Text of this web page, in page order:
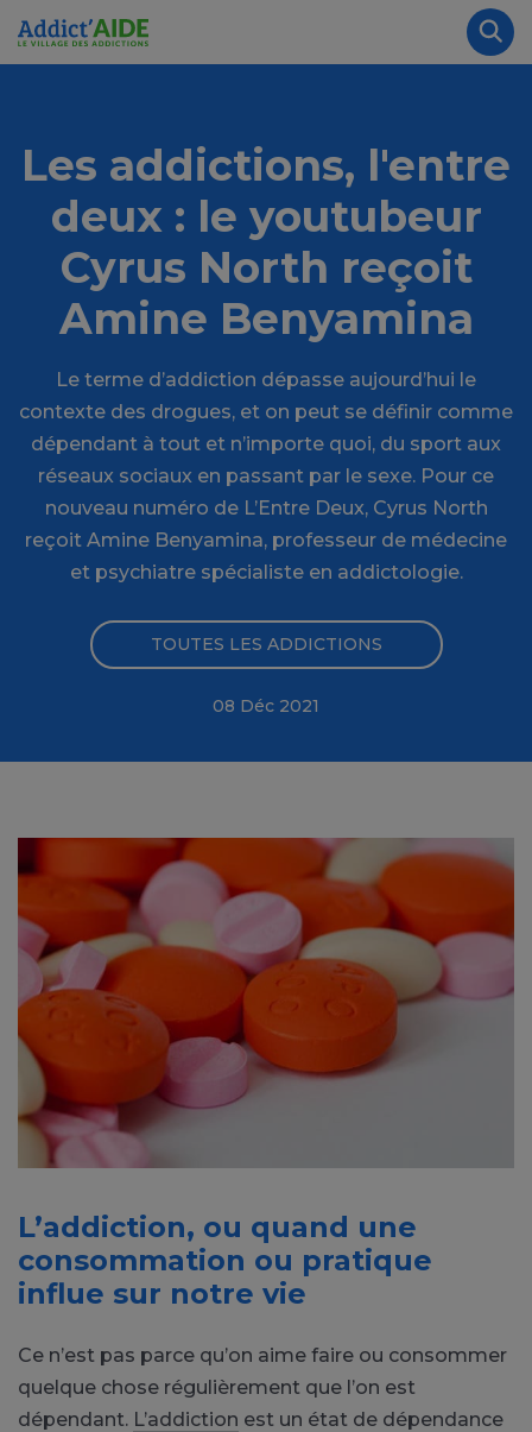
Aller au contenu principal
Les addictions, l'entre
deux : le youtubeur
Cyrus North reçoit
Amine Benyamina
Le terme d’addiction dépasse aujourd’hui le
contexte des drogues, et on peut se définir comme
dépendant à tout et n’importe quoi, du sport aux
réseaux sociaux en passant par le sexe. Pour ce
nouveau numéro de L’Entre Deux, Cyrus North
reçoit Amine Benyamina, professeur de médecine
et psychiatre spécialiste en addictologie.
TOUTES LES ADDICTIONS
08 Déc 2021
L’addiction, ou quand une
consommation ou pratique
influe sur notre vie
Ce n’est pas parce qu’on aime faire ou consommer
quelque chose régulièrement que l’on est
dépendant. L’addiction est un état de dépendance
Panneau de gestion des cookies